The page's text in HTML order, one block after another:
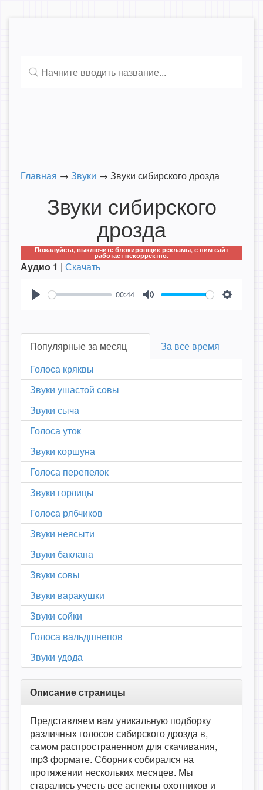
Главная → Звуки → Звуки сибирского дрозда
Звуки сибирского
дрозда
Пожалуйста, выключите блокировщик рекламы, с ним сайт
работает некорректно.
Аудио 1 | Скачать
00:44
Популярные за месяц
За все время
Голоса кряквы
Звуки ушастой совы
Звуки сыча
Голоса уток
Звуки коршуна
Голоса перепелок
Звуки горлицы
Голоса рябчиков
Звуки неясыти
Звуки баклана
Звуки совы
Звуки варакушки
Звуки сойки
Голоса вальдшнепов
Звуки удода
Описание страницы
Представляем вам уникальную подборку
различных голосов сибирского дрозда в,
самом распространенном для скачивания,
mp3 формате. Сборник собирался на
протяжении нескольких месяцев. Мы
старались учесть все аспекты охотников и